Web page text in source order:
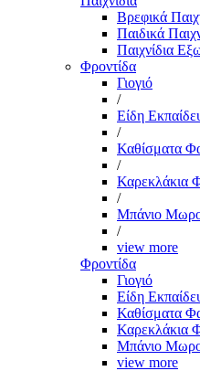
Βρεφικά
Παιδικά
Παιχνίδια
Φροντίδα
Γιογιό
/
Είδη
/
Καθίσματα
/
Καρεκλάκια
/
Μπάνιο
/
view more
Φροντίδα
Γιογιό
Είδη
Καθίσματα
Καρεκλάκια
Μπάνιο
view more